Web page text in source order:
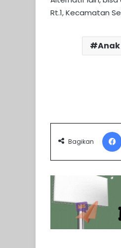
Rt.1, Kecamatan
Bagikan